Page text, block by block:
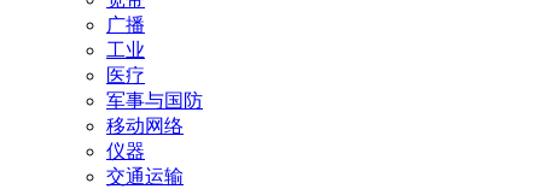
广播
工业
医疗
军事与国防
移动网络
仪器
交通运输